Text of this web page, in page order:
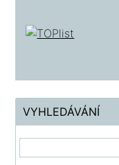
VYHLEDÁVÁNÍ